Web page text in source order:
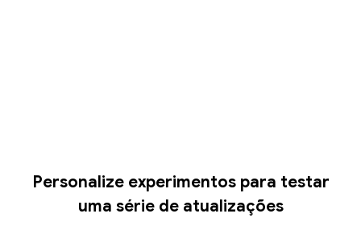
Personalize experimentos para testar
uma série de atualizações